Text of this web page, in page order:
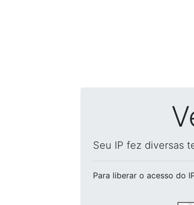
Seu IP fez diversas
Para liberar o acesso do